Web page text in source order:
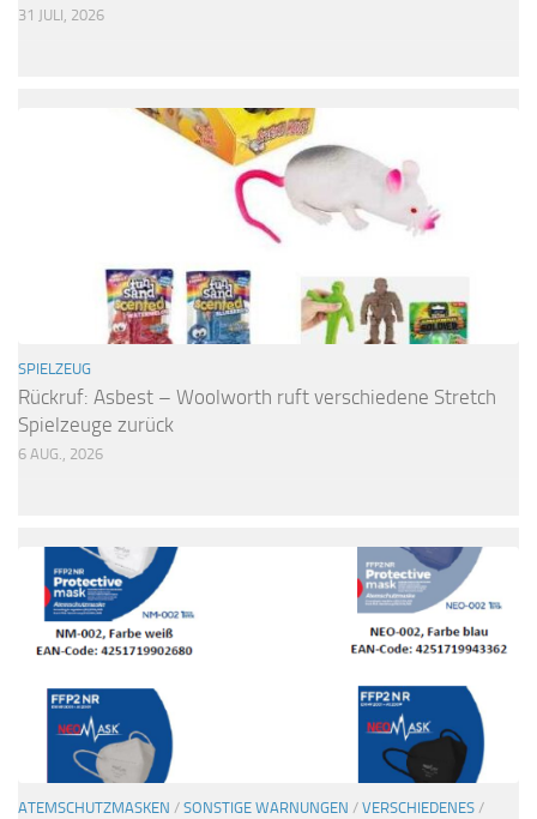
31 JULI, 2026
SPIELZEUG
Rückruf: Asbest – Woolworth ruft verschiedene Stretch
Spielzeuge zurück
6 AUG., 2026
ATEMSCHUTZMASKEN / SONSTIGE WARNUNGEN / VERSCHIEDENES /